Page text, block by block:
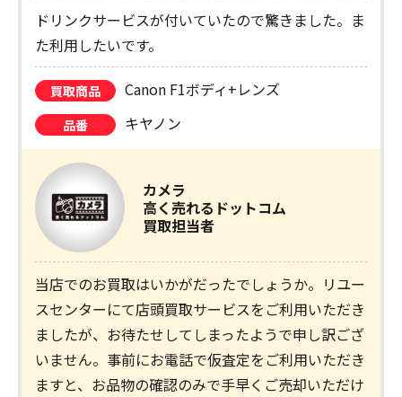
ドリンクサービスが付いていたので驚きました。ま
た利用したいです。
買取商品 Canon F1ボディ+レンズ
品番 キヤノン
カメラ
高く売れるドットコム
買取担当者
当店でのお買取はいかがだったでしょうか。リユー
スセンターにて店頭買取サービスをご利用いただき
ましたが、お待たせしてしまったようで申し訳ござ
いません。事前にお電話で仮査定をご利用いただき
ますと、お品物の確認のみで手早くご売却いただけ